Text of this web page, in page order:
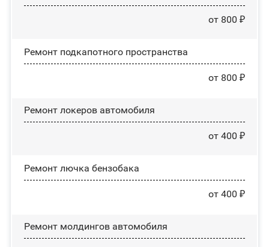
от 800 ₽
Ремонт подкапотного пространства
от 800 ₽
Ремонт лoĸepoв автомобиля
от 400 ₽
Ремонт лючка бензобака
от 400 ₽
Ремонт молдингов автомобиля